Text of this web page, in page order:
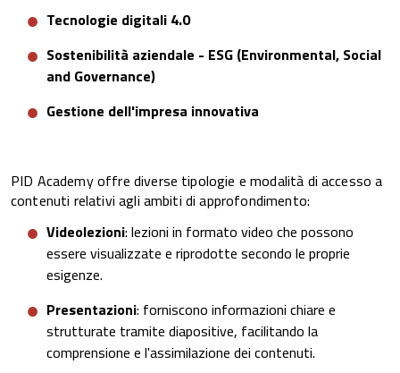
Tecnologie digitali 4.0
Sostenibilità aziendale - ESG (Environmental, Social
and Governance)
Gestione dell'impresa innovativa
PID Academy offre diverse tipologie e modalità di accesso a
contenuti relativi agli ambiti di approfondimento:
Videolezioni: lezioni in formato video che possono
essere visualizzate e riprodotte secondo le proprie
esigenze.
Presentazioni: forniscono informazioni chiare e
strutturate tramite diapositive, facilitando la
comprensione e l'assimilazione dei contenuti.